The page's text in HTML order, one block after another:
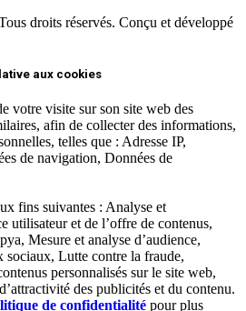
droits réservés. Conçu et développé
aux cookies
votre visite sur son site web des
afin de collecter des informations,
telles que : Adresse IP,
de navigation, Données de
fins suivantes : Analyse et
utilisateur et de l’offre de contenus,
Mesure et analyse d’audience,
sociaux, Lutte contre la fraude,
personnalisés sur le site web,
des publicités et du contenu.
de confidentialité pour plus